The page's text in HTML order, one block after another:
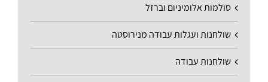
סולמות אלומיניום וברזל
שולחנות ועגלות עבודה מנירוסטה
שולחנות עבודה